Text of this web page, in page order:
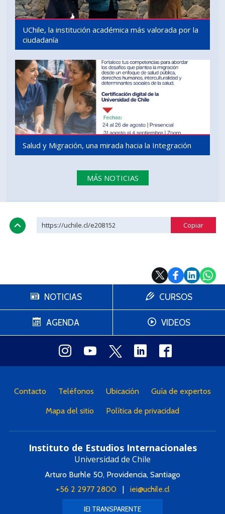
UChile, la institución académica más valorada por la
ciudadanía
Salud y Migración, una mirada hacia la Integración
MÁS NOTICIAS
https://uchile.cl/e208152
NOTICIAS
AGENDA
CURSOS
VIDEOS
Contacto Teléfonos Ubicación Guía de expertos
Mapa del sitio Política de privacidad
Instituto de Estudios Internacionales
Universidad de Chile
Arturo Burhle 50, Providencia, Santiago
+56 2 2977 2800| iei@uchile.cl
IEI TRANSPARENTE